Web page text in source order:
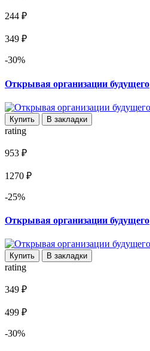
244 ₽
349 ₽
-30%
Открывая организации будущего
Купить В закладки
rating
953 ₽
1270 ₽
-25%
Открывая организации будущего
Купить В закладки
rating
349 ₽
499 ₽
-30%